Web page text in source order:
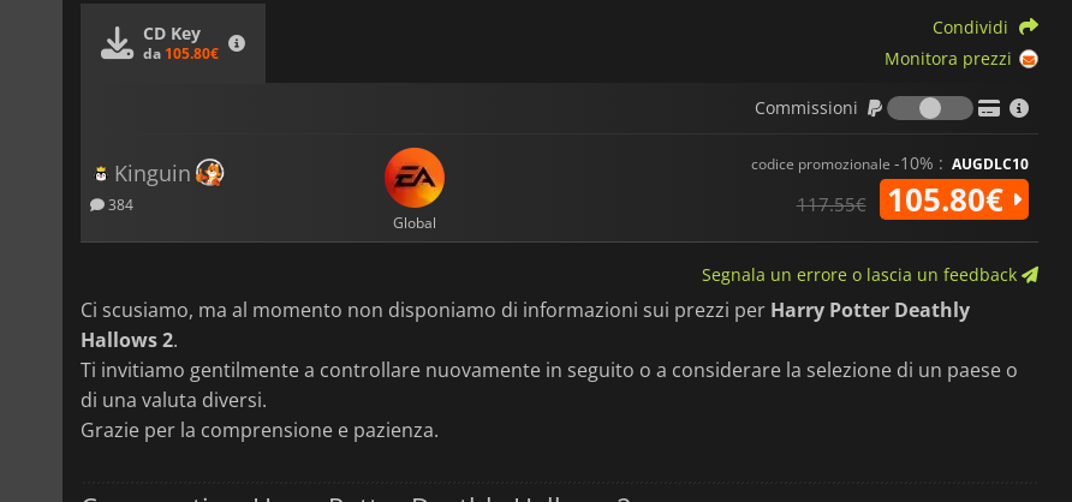
CD Key
da 105.80€
Condividi
Monitora prezzi
Commissioni
Commissioni
Kinguin
384
Global
codice promozionale -10% : AUGDLC10
117.55€ 105.80€
Segnala un errore o lascia un feedback
Ci scusiamo, ma al momento non disponiamo di informazioni sui prezzi per Harry Potter Deathly
Hallows 2.
Ti invitiamo gentilmente a controllare nuovamente in seguito o a considerare la selezione di un paese o
di una valuta diversi.
Grazie per la comprensione e pazienza.